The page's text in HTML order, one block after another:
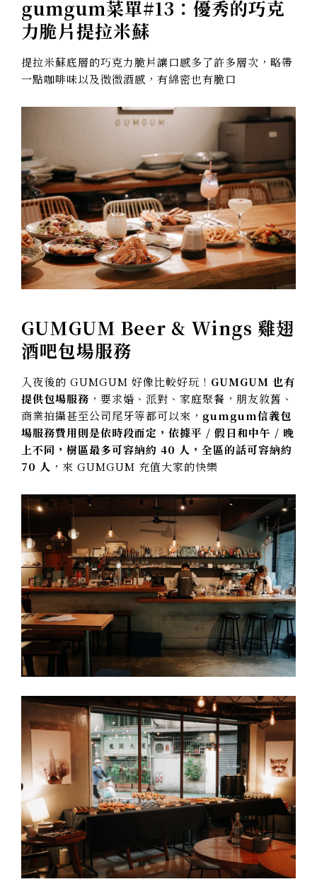
gumgum菜單#13： 優秀的巧克
力脆片提拉米蘇
提拉米蘇底層的巧克力脆片讓口感多了許多層次，略帶
一點咖啡味以及微微酒感，有綿密也有脆口
GUMGUM Beer & Wings 雞翅
酒吧包場服務
入夜後的 GUMGUM 好像比較好玩！ GUMGUM 也有
提供包場服務 ，要求婚、派對、家庭聚餐，朋友敘舊、
商業拍攝甚至公司尾牙等都可以來， gumgum信義包
場服務費用則是依時段而定，依據平 / 假日和中午 / 晚
上不同，樹區最多可容納約 40 人，全區的話可容納約
70 人 ，來 GUMGUM 充值大家的快樂